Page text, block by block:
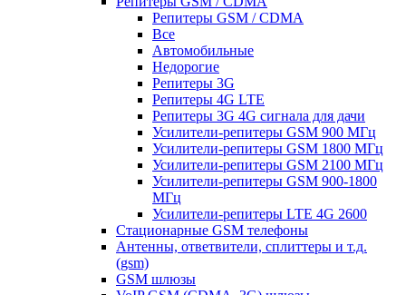
Репитеры GSM / CDMA
Все
Автомобильные
Недорогие
Репитеры 3G
Репитеры 4G LTE
Репитеры 3G 4G сигнала для дачи
Усилители-репитеры GSM 900 МГц
Усилители-репитеры GSM 1800 МГц
Усилители-репитеры GSM 2100 МГц
Усилители-репитеры GSM 900-1800
МГц
Усилители-репитеры LTE 4G 2600
Стационарные GSM телефоны
Антенны, ответвители, сплиттеры и т.д.
(gsm)
GSM шлюзы